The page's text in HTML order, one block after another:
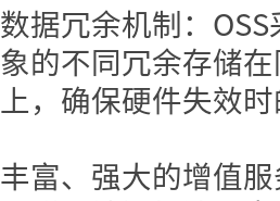
数据冗余机制：
象的不同冗余存储
上，确保硬件失效
丰富、强大的增值